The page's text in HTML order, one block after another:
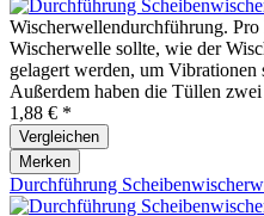
Wischerwellendurchführung.
Wischerwelle sollte, wie der
gelagert werden, um
Außerdem haben die Tüllen
1,88 € *
Vergleichen
Merken
Durchführung